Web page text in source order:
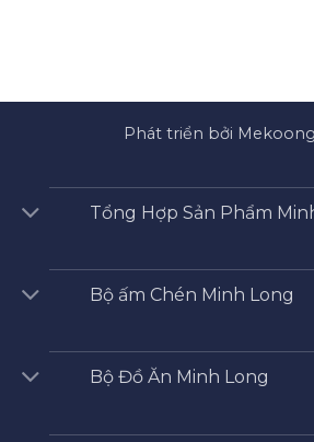
Phát triển bởi
Tổng Hợp Sản Phẩm
Bộ ấm Chén Minh Long
Bộ Đồ Ăn Minh Long